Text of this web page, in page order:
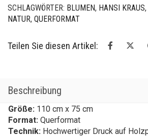
SCHLAGWÖRTER: BLUMEN, HANSI KRAUS,
NATUR, QUERFORMAT
Teilen Sie diesen Artikel:
Beschreibung
Größe: 110 cm x 75 cm
Format: Querformat
Technik: Hochwertiger Druck auf